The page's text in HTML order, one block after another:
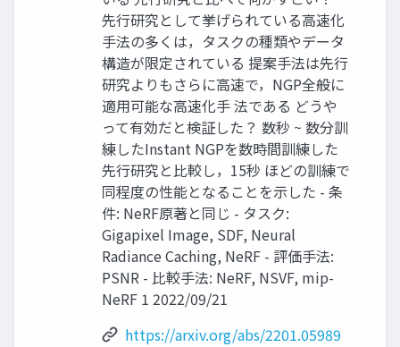
先行研究として挙げられている高速化
手法の多くは，タスクの種類やデータ
構造が限定されている 提案手法は先行
研究よりもさらに高速で，NGP全般に
適用可能な高速化手 法である どうや
って有効だと検証した？ 数秒 ~ 数分訓
練したInstant NGPを数時間訓練した
先行研究と比較し，15秒 ほどの訓練で
同程度の性能となることを示した - 条
件: NeRF原著と同じ - タスク:
Gigapixel Image, SDF, Neural
Radiance Caching, NeRF - 評価手法:
PSNR - 比較手法: NeRF, NSVF, mip-
NeRF 1 2022/09/21
https://arxiv.org/abs/2201.05989